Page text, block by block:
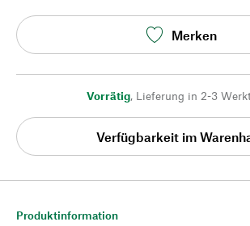
Merken
Vorrätig, Lieferung in 2-3
Verfügbarkeit im
Produktinformation